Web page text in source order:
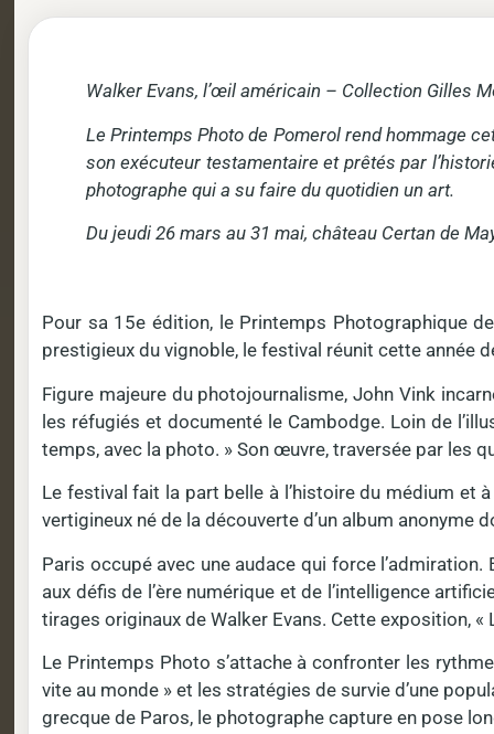
Walker Evans, l’œil américain – Collection Gilles
Le Printemps Photo de Pomerol rend hommage
son exécuteur testamentaire et prêtés par
photographe qui a su faire du quotidien un art.
Du jeudi 26 mars au 31 mai, château Certan de
Pour sa 15e édition, le Printemps Photographique
prestigieux du vignoble, le festival réunit cette année
Figure majeure du photojournalisme, John Vink
les réfugiés et documenté le Cambodge. Loin de
temps, avec la photo. » Son œuvre, traversée par les
Le festival fait la part belle à l’histoire du médium et
vertigineux né de la découverte d’un album anonyme
Paris occupé avec une audace qui force
aux défis de l’ère numérique et de l’intelligence
tirages originaux de Walker Evans. Cette exposition,
Le Printemps Photo s’attache à confronter les
vite au monde » et les stratégies de survie d’une
grecque de Paros, le photographe capture en pose